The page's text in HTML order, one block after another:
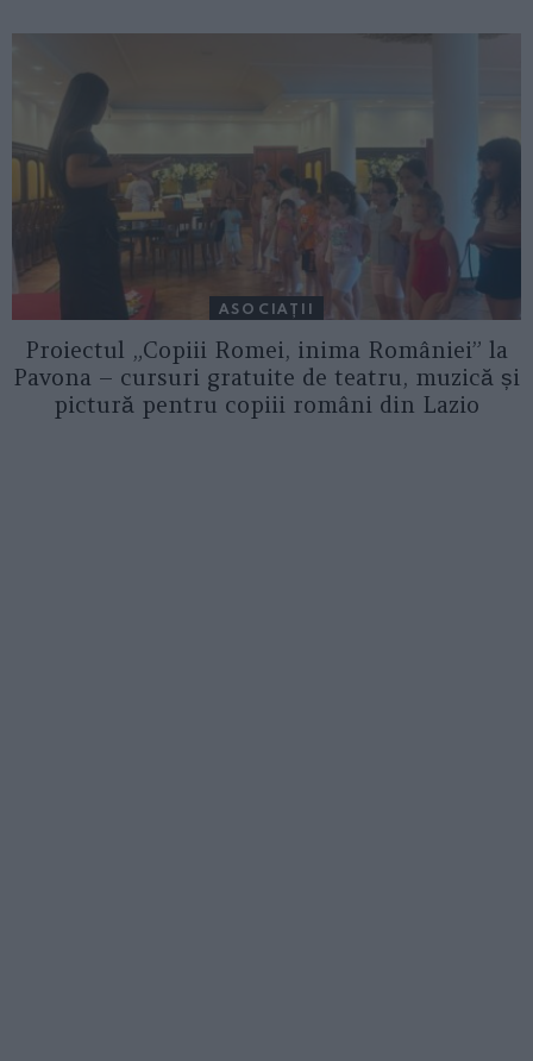
ASOCIAŢII
Proiectul „Copiii Romei, inima României” la
Pavona – cursuri gratuite de teatru, muzică și
pictură pentru copiii români din Lazio